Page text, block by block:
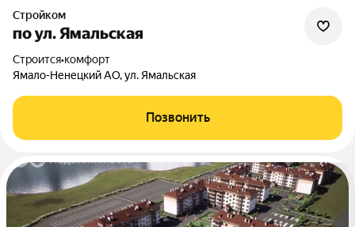
Стройком
по ул. Ямальская
Строится•комфорт
Ямало-Ненецкий АО, ул. Ямальская
Позвонить